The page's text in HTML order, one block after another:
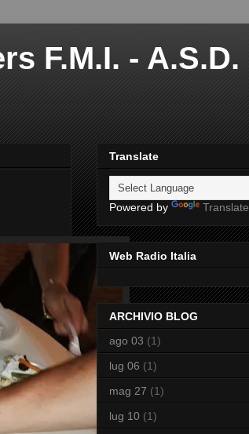
F.M.I. - A.S.D.
Translate
Powered by Translate
Web Radio Italia
ARCHIVIO BLOG
ago 03 (1)
lug 06 (1)
mag 27 (1)
lug 10 (1)